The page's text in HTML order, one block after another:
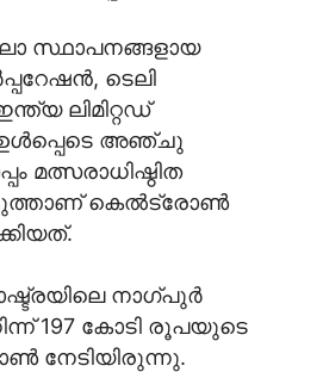
സ്ഥാപനങ്ങളായ
ടെലി
ലിമിറ്റഡ്
അഞ്ചു
മത്സരാധിഷ്ഠിത
കെല്‍ട്രോണ്‍
നാഗ്പുര്‍
197 കോടി രൂപയുടെ
നേടിയിരുന്നു.